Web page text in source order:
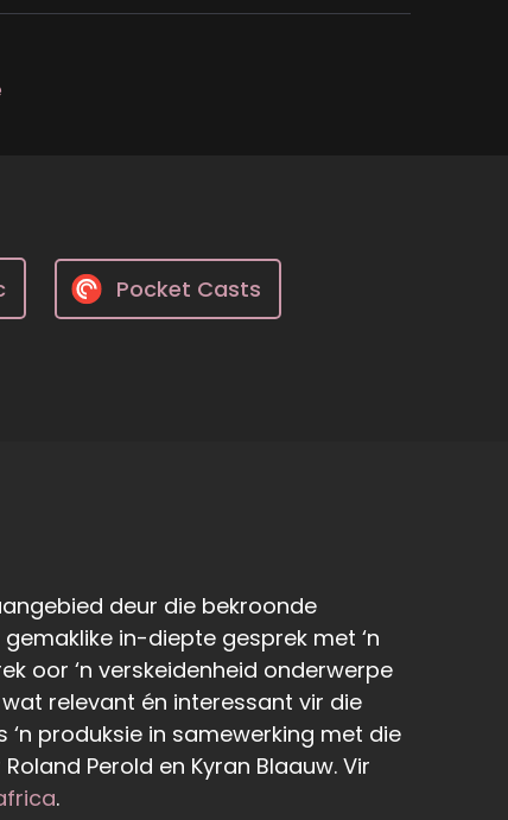
Pocket Casts
deur die bekroonde
gemaklike in-diepte gesprek met ‘n
oor ‘n verskeidenheid onderwerpe
relevant én interessant vir die
produksie in samewerking met die
Perold en Kyran Blaauw. Vir
.